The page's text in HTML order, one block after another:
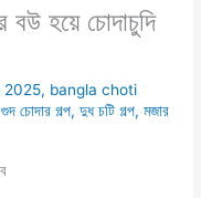
বউ হয়ে চোদাচুদি
2025, bangla choti
চোদার গল্প,দুধ চটি গল্প,মজার